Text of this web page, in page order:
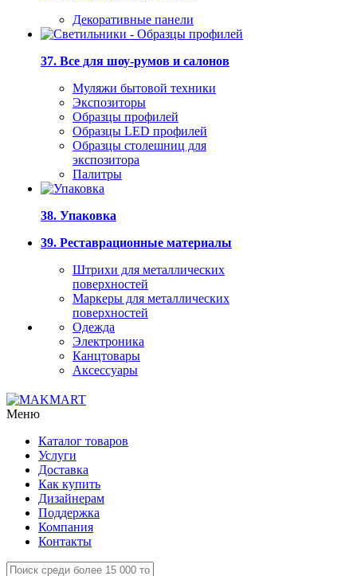
Декоративные панели
37. Все для шоу-румов и салонов
Муляжи бытовой техники
Экспозиторы
Образцы профилей
Образцы LED профилей
Образцы столешниц для
экспозитора
Палитры
38. Упаковка
39. Реставрационные материалы
Штрихи для металлических
поверхностей
Маркеры для металлических
поверхностей
Одежда
Электроника
Канцтовары
Аксессуары
Меню
Каталог товаров
Услуги
Доставка
Как купить
Дизайнерам
Поддержка
Компания
Контакты